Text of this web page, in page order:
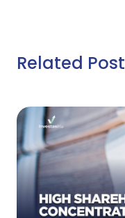
Related Post